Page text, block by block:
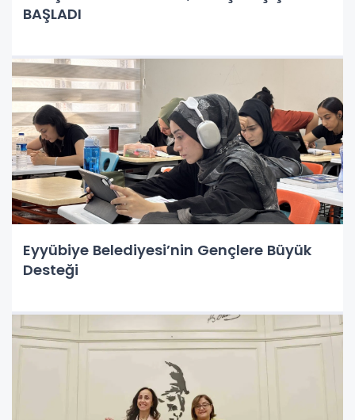
BAŞLADI
Eyyübiye Belediyesi’nin Gençlere Büyük
Desteği